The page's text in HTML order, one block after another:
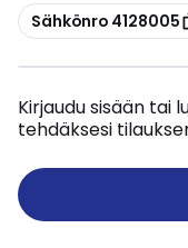
Kopioi
Sähkönro 4128005
Kirjaudu sisään tai
tehdäksesi